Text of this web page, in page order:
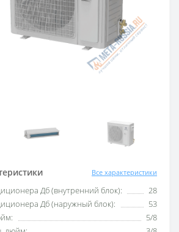
Все характеристики
Дб (внутренний блок):
28
Дб (наружный блок):
53
5/8